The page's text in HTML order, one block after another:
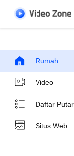
Rumah
Video
Daftar Putar
Situs Web